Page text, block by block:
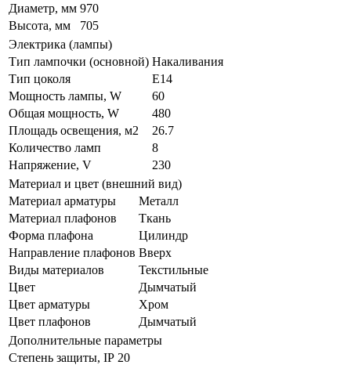
Диаметр, мм 970
Высота, мм
705
Электрика (лампы)
Тип лампочки (основной) Накаливания
Тип цоколя
E14
Мощность лампы, W
60
Общая мощность, W
480
Площадь освещения, м2
26.7
Количество ламп
8
Напряжение, V
230
Материал и цвет (внешний вид)
Материал арматуры
Металл
Материал плафонов
Ткань
Форма плафона
Цилиндр
Направление плафонов Вверх
Виды материалов
Текстильные
Цвет
Дымчатый
Цвет арматуры
Хром
Цвет плафонов
Дымчатый
Дополнительные параметры
Степень защиты, IP 20